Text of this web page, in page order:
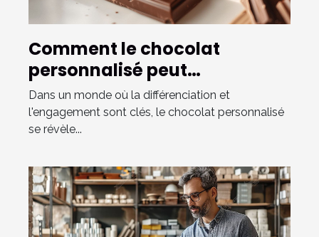
Comment le chocolat
personnalisé peut
transformer la
communication d'entreprise
Dans un monde où la différenciation et
l'engagement sont clés, le chocolat personnalisé
se révèle...